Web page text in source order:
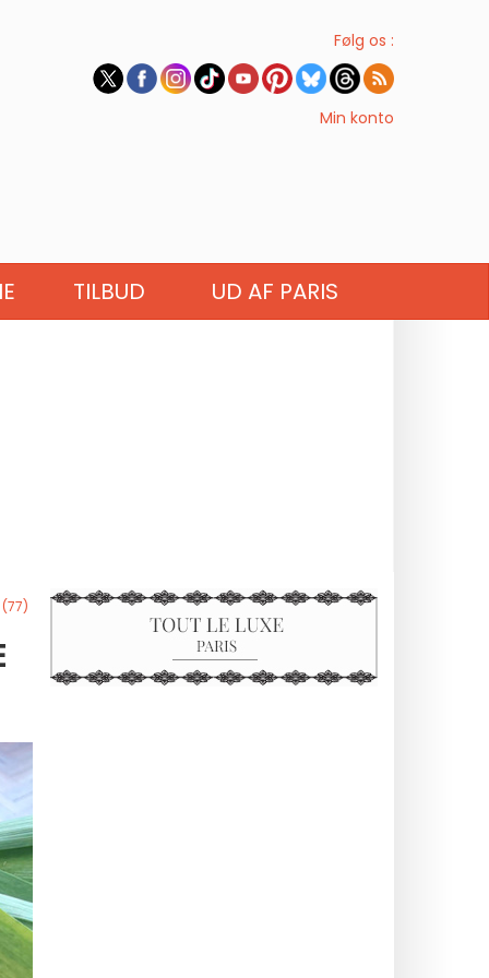
Følg os :
Min konto
TILBUD UD AF PARIS